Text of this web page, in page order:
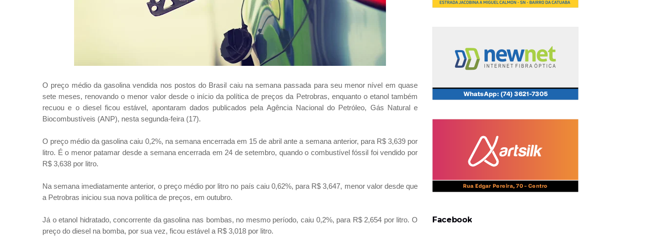
O preço médio da gasolina vendida nos postos do Brasil caiu na semana passada para seu menor nível em quase
sete meses, renovando o menor valor desde o início da política de preços da Petrobras, enquanto o etanol também
recuou e o diesel ficou estável, apontaram dados publicados pela Agência Nacional do Petróleo, Gás Natural e
Biocombustíveis (ANP), nesta segunda-feira (17).
O preço médio da gasolina caiu 0,2%, na semana encerrada em 15 de abril ante a semana anterior, para R$ 3,639 por
litro. É o menor patamar desde a semana encerrada em 24 de setembro, quando o combustível fóssil foi vendido por
R$ 3,638 por litro.
Na semana imediatamente anterior, o preço médio por litro no país caiu 0,62%, para R$ 3,647, menor valor desde que
a Petrobras iniciou sua nova política de preços, em outubro.
Já o etanol hidratado, concorrente da gasolina nas bombas, no mesmo período, caiu 0,2%, para R$ 2,654 por litro. O
preço do diesel na bomba, por sua vez, ficou estável a R$ 3,018 por litro.
Facebook